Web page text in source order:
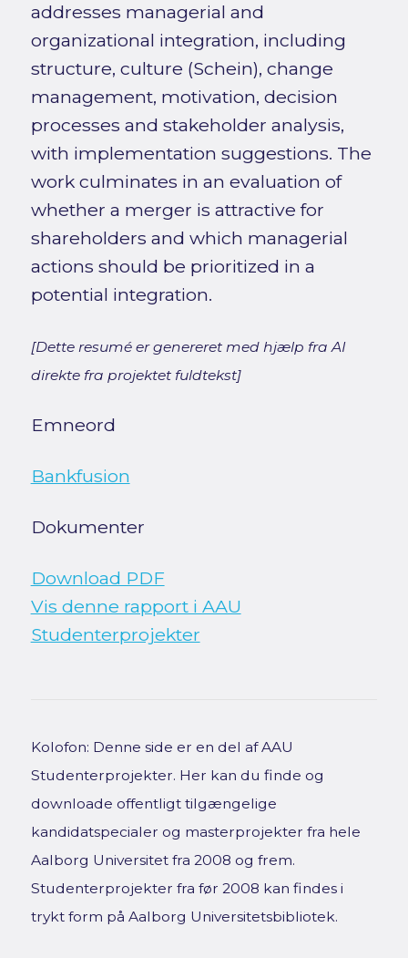
addresses managerial and
organizational integration, including
structure, culture (Schein), change
management, motivation, decision
processes and stakeholder analysis,
with implementation suggestions. The
work culminates in an evaluation of
whether a merger is attractive for
shareholders and which managerial
actions should be prioritized in a
potential integration.
[Dette resumé er genereret med hjælp fra AI
direkte fra projektet fuldtekst]
Emneord
Bankfusion
Dokumenter
Download PDF
Vis denne rapport i AAU
Studenterprojekter
Kolofon: Denne side er en del af AAU
Studenterprojekter. Her kan du finde og
downloade offentligt tilgængelige
kandidatspecialer og masterprojekter fra hele
Aalborg Universitet fra 2008 og frem.
Studenterprojekter fra før 2008 kan findes i
trykt form på Aalborg Universitetsbibliotek.